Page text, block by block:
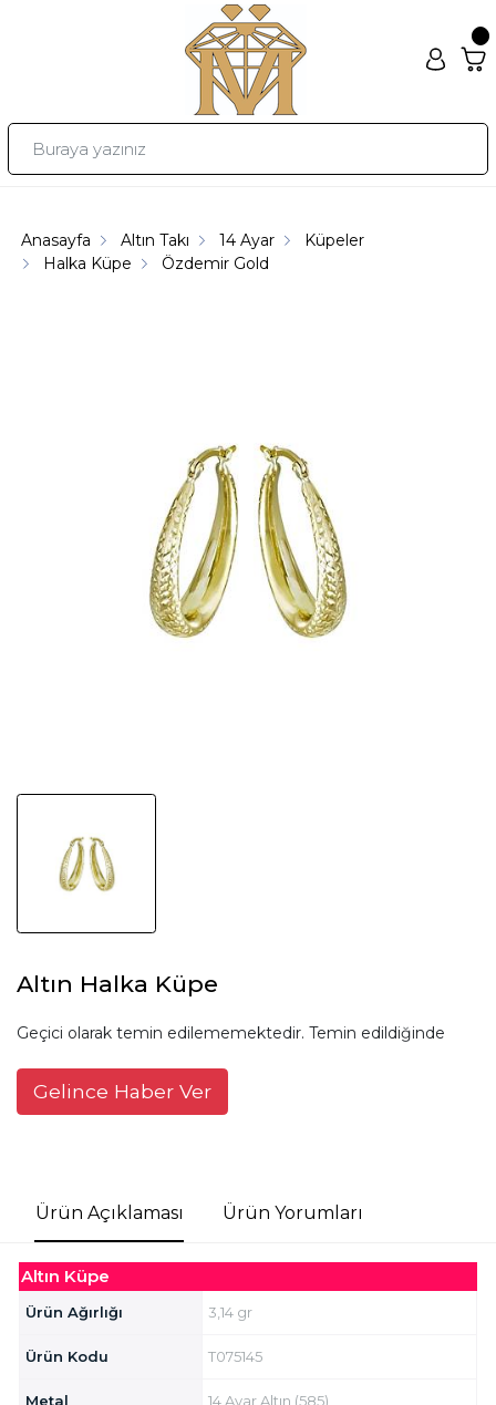
Anasayfa Altın Takı 14 Ayar
Küpeler
Halka Küpe
Özdemir Gold
Altın Halka Küpe
Geçici olarak temin edilememektedir. Temin edildiğinde
Gelince Haber Ver
Ürün Açıklaması Ürün Yorumları
Altın Küpe
Ürün Ağırlığı 3,14 gr
Ürün Kodu T075145
Metal 14 Ayar Altın (585)